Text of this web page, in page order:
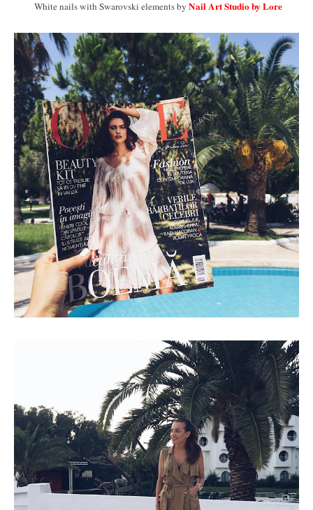
White nails with Swarovski elements by Nail Art Studio by Lore